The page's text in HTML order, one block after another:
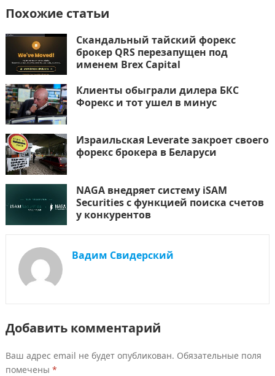
Похожие статьи
Скандальный тайский форекс
брокер QRS перезапущен под
именем Brex Capital
Клиенты обыграли дилера БКС
Форекс и тот ушел в минус
Израильская Leverate закроет своего
форекс брокера в Беларуси
NAGA внедряет систему iSAM
Securities с функцией поиска счетов
у конкурентов
Вадим Свидерский
Добавить комментарий
Ваш адрес email не будет опубликован. Обязательные поля
помечены *